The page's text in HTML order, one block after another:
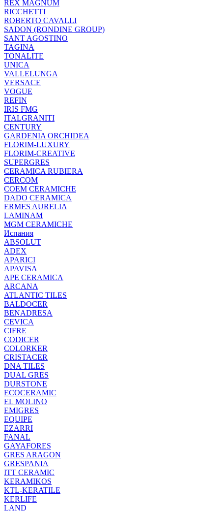
REX MAGNUM
RICCHETTI
ROBERTO CAVALLI
SADON (RONDINE GROUP)
SANT AGOSTINO
TAGINA
TONALITE
UNICA
VALLELUNGA
VERSACE
VOGUE
REFIN
IRIS FMG
ITALGRANITI
CENTURY
GARDENIA ORCHIDEA
FLORIM-LUXURY
FLORIM-CREATIVE
SUPERGRES
CERAMICA RUBIERA
CERCOM
COEM CERAMICHE
DADO CERAMICA
ERMES AURELIA
LAMINAM
MGM CERAMICHE
Испания
ABSOLUT
ADEX
APARICI
APAVISA
APE CERAMICA
ARCANA
ATLANTIC TILES
BALDOCER
BENADRESA
CEVICA
CIFRE
CODICER
COLORKER
CRISTACER
DNA TILES
DUAL GRES
DURSTONE
ECOCERAMIC
EL MOLINO
EMIGRES
EQUIPE
EZARRI
FANAL
GAYAFORES
GRES ARAGON
GRESPANIA
ITT CERAMIC
KERAMIKOS
KTL-KERATILE
KERLIFE
LAND